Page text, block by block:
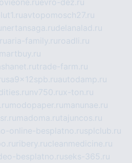
avtopomosch27.ru
nertansaga.rudelanalad.ru
aria-family.ru roadli.ru
trade-farm.ru
autodamp.ru
nv750.rux-ton.ru
modopaper.ru manunae.ru
madoma.rutajuncos.ru
online-besplatno.rusplclub.ru
ribery.rucleanmedicine.ru
besplatno.ruseks-365.ru